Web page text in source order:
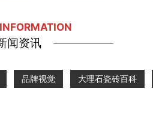
闻资讯
品牌视觉 大理石瓷砖百科